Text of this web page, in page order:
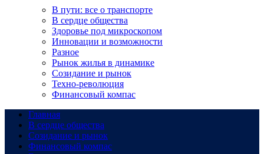
В пути: все о транспорте
В сердце общества
Здоровье под микроскопом
Инновации и возможности
Разное
Рынок жилья в динамике
Созидание и рынок
Техно-революция
Финансовый компас
Главная
В сердце общества
Созидание и рынок
Финансовый компас